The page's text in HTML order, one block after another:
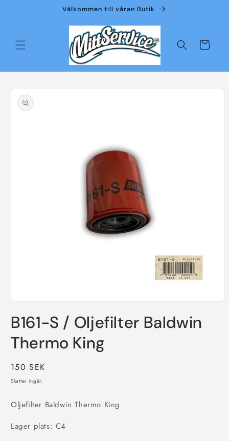
Välkommen till våran Butik
Varukorg
vidare till
1
i
modalfönster
B161-S / Oljefilter Baldwin
Thermo King
Ordinarie
pris
150 SEK
Skatter ingår.
Oljefilter Baldwin Thermo King
Lager plats: C4